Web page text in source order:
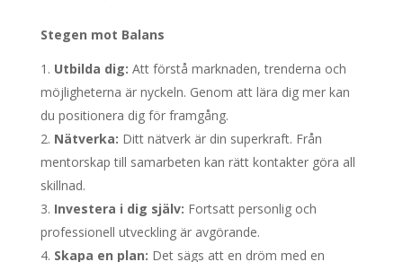
Stegen mot Balans
Utbilda dig: Att förstå marknaden, trenderna och
möjligheterna är nyckeln. Genom att lära dig mer kan
du positionera dig för framgång.
Nätverka: Ditt nätverk är din superkraft. Från
mentorskap till samarbeten kan rätt kontakter göra all
skillnad.
Investera i dig själv: Fortsatt personlig och
professionell utveckling är avgörande.
Skapa en plan: Det sägs att en dröm med en